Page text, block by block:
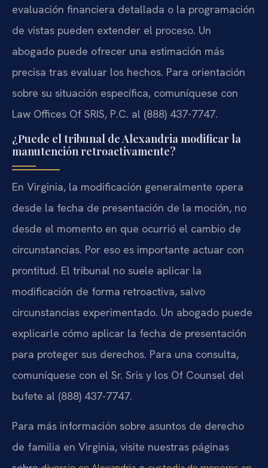
evaluación financiera detallada o la programación
de vistas pueden extender el proceso. Un
abogado puede ofrecer una estimación más
precisa tras evaluar los hechos. Para orientación
sobre su situación específica, comuníquese con
Law Offices Of SRIS, P.C. al (888) 437-7747.
¿Puede el tribunal de Alexandria modificar la
manutención retroactivamente?
En Virginia, la modificación generalmente opera
desde la fecha de presentación de la moción, no
desde el momento en que ocurrió el cambio de
circunstancias. Por eso es importante actuar con
prontitud. El tribunal no suele aplicar la
modificación de forma retroactiva, salvo
circunstancias experimentado. Un abogado puede
explicarle cómo aplicar la fecha de presentación
para proteger sus derechos. Para una consulta,
comuníquese con el Sr. Sris y los Of Counsel del
bufete al (888) 437-7747.
Para más información sobre asuntos de derecho
de familia en Virginia, visite nuestras páginas